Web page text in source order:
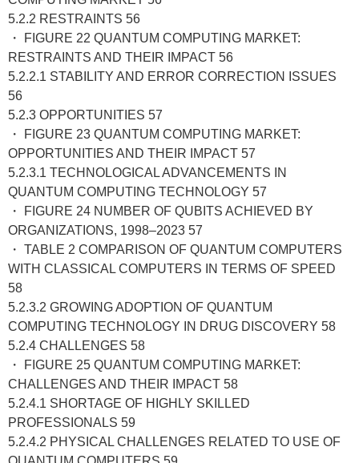
5.2.2 RESTRAINTS 56
・ FIGURE 22 QUANTUM COMPUTING MARKET:
RESTRAINTS AND THEIR IMPACT 56
5.2.2.1 STABILITY AND ERROR CORRECTION ISSUES
56
5.2.3 OPPORTUNITIES 57
・ FIGURE 23 QUANTUM COMPUTING MARKET:
OPPORTUNITIES AND THEIR IMPACT 57
5.2.3.1 TECHNOLOGICAL ADVANCEMENTS IN
QUANTUM COMPUTING TECHNOLOGY 57
・ FIGURE 24 NUMBER OF QUBITS ACHIEVED BY
ORGANIZATIONS, 1998–2023 57
・ TABLE 2 COMPARISON OF QUANTUM COMPUTERS
WITH CLASSICAL COMPUTERS IN TERMS OF SPEED
58
5.2.3.2 GROWING ADOPTION OF QUANTUM
COMPUTING TECHNOLOGY IN DRUG DISCOVERY 58
5.2.4 CHALLENGES 58
・ FIGURE 25 QUANTUM COMPUTING MARKET:
CHALLENGES AND THEIR IMPACT 58
5.2.4.1 SHORTAGE OF HIGHLY SKILLED
PROFESSIONALS 59
5.2.4.2 PHYSICAL CHALLENGES RELATED TO USE OF